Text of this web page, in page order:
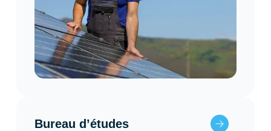
Bureau d’études